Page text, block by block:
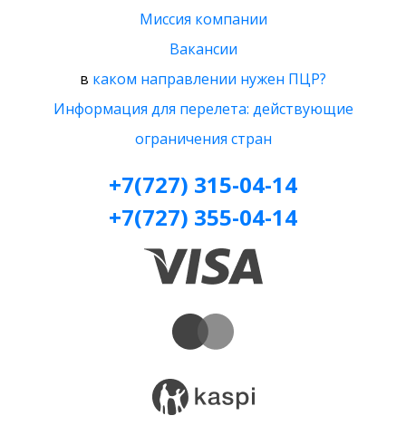
Миссия компании
Вакансии
в каком направлении нужен ПЦР?
Информация для перелета: действующие
ограничения стран
+7(727) 315-04-14
+7(727) 355-04-14